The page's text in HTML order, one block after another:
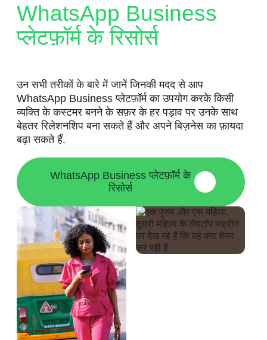
WhatsApp Business
प्लेटफ़ॉर्म के रिसोर्स
उन सभी तरीकों के बारे में जानें जिनकी मदद से आप
WhatsApp Business प्लेटफ़ॉर्म का उपयोग करके किसी
व्यक्ति के कस्टमर बनने के सफ़र के हर पड़ाव पर उनके साथ
बेहतर रिलेशनशिप बना सकते हैं और अपने बिज़नेस का फ़ायदा
बढ़ा सकते हैं.
WhatsApp Business प्लेटफ़ॉर्म के
रिसोर्स